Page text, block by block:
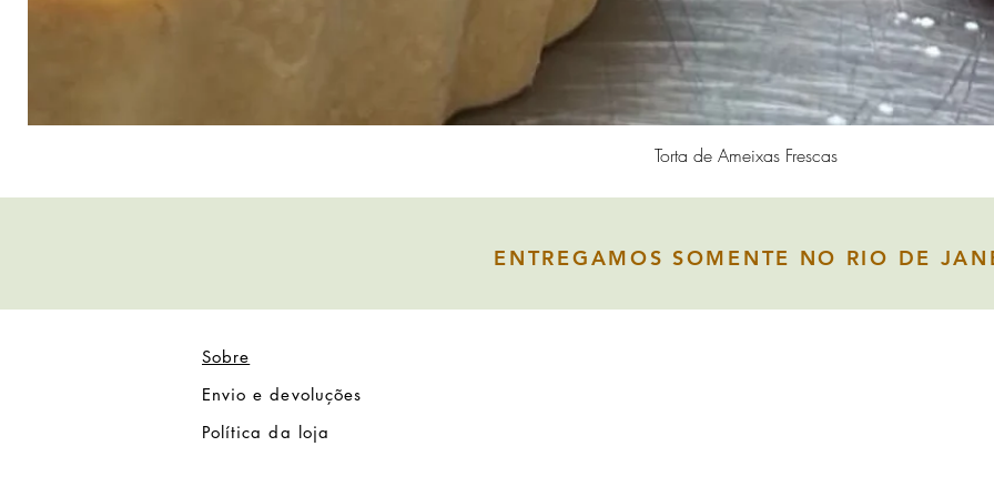
Visualização rápida
Torta de Ameixas Frescas
ENTREGAMOS SOMENTE NO RIO DE
Sobre
Envio e devoluções
Política da loja